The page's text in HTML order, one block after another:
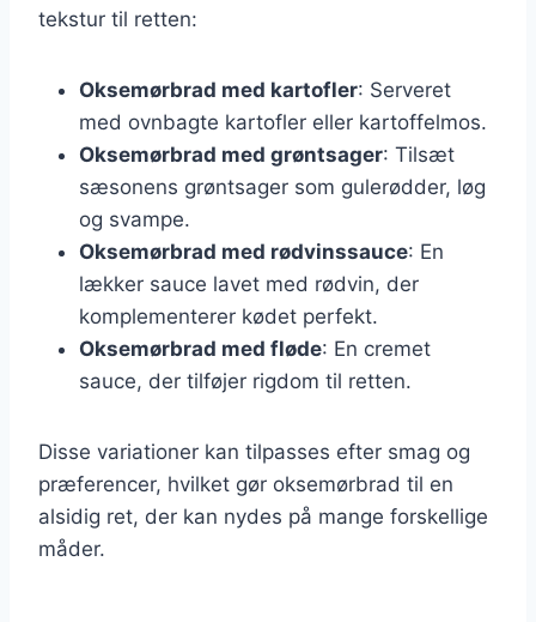
tekstur til retten:
Oksemørbrad med kartofler: Serveret
med ovnbagte kartofler eller kartoffelmos.
Oksemørbrad med grøntsager: Tilsæt
sæsonens grøntsager som gulerødder, løg
og svampe.
Oksemørbrad med rødvinssauce: En
lækker sauce lavet med rødvin, der
komplementerer kødet perfekt.
Oksemørbrad med fløde: En cremet
sauce, der tilføjer rigdom til retten.
Disse variationer kan tilpasses efter smag og
præferencer, hvilket gør oksemørbrad til en
alsidig ret, der kan nydes på mange forskellige
måder.